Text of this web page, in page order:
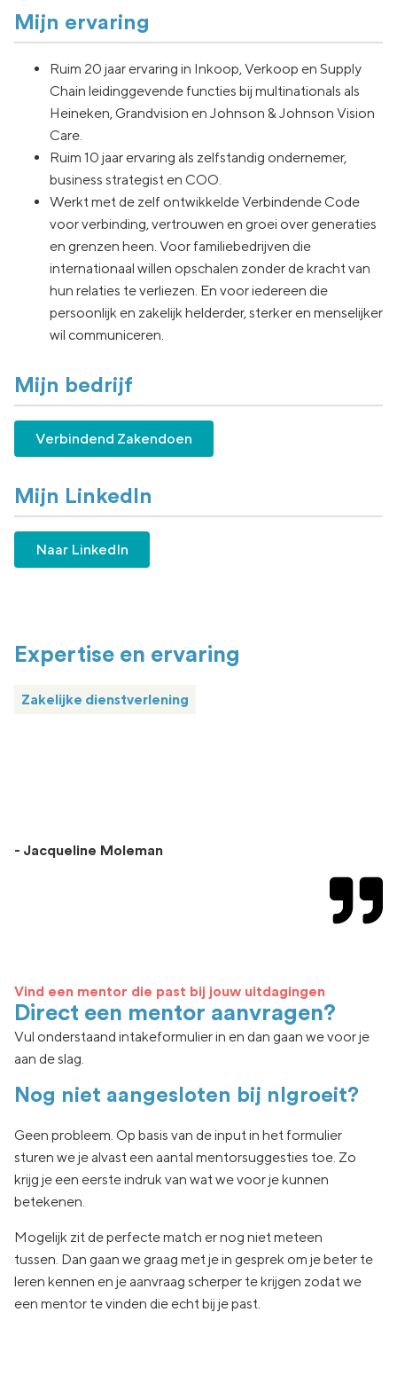
Mijn ervaring
Ruim 20 jaar ervaring in Inkoop, Verkoop en Supply
Chain leidinggevende functies bij multinationals als
Heineken, Grandvision en Johnson & Johnson Vision
Care.
Ruim 10 jaar ervaring als zelfstandig ondernemer,
business strategist en COO.
Werkt met de zelf ontwikkelde Verbindende Code
voor verbinding, vertrouwen en groei over generaties
en grenzen heen. Voor familiebedrijven die
internationaal willen opschalen zonder de kracht van
hun relaties te verliezen. En voor iedereen die
persoonlijk en zakelijk helderder, sterker en menselijker
wil communiceren.
Mijn bedrijf
Verbindend Zakendoen
Mijn LinkedIn
Naar LinkedIn
Expertise en ervaring
Zakelijke dienstverlening
- Jacqueline Moleman
Vind een mentor die past bij jouw uitdagingen
Direct een mentor aanvragen?
Vul onderstaand intakeformulier in en dan gaan we voor je
aan de slag.
Nog niet aangesloten bij nlgroeit?
Geen probleem. Op basis van de input in het formulier
sturen we je alvast een aantal mentorsuggesties toe. Zo
krijg je een eerste indruk van watwe voor je kunnen
betekenen.
Mogelijk zit deperfecte match er nog niet meteen
tussen. Dan gaan we graag met je in gesprek om je beter te
leren kennen en je aanvraag scherper te krijgen zodat we
een mentor te vinden die echt bij je past.